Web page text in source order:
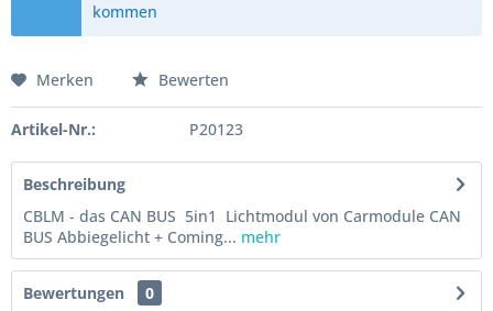
kommen
Merken Bewerten
Artikel-Nr.: P20123
Beschreibung
CBLM - das CAN BUS 5in1 Lichtmodul von Carmodule CAN
BUS Abbiegelicht + Coming... mehr
Bewertungen
0